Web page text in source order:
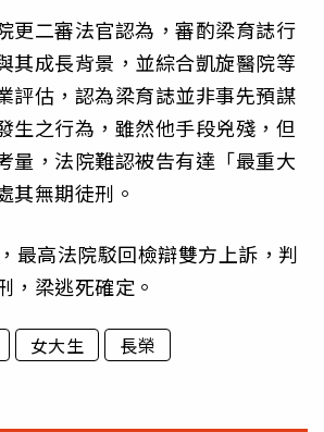
更二審法官認為，審酌梁育誌行
其成長背景，並綜合凱旋醫院等
評估，認為梁育誌並非事先預謀
生之行為，雖然他手段兇殘，但
量，法院難認被告有達「最重大
其無期徒刑。
最高法院駁回檢辯雙方上訴，判
，梁逃死確定。
女大生 長榮